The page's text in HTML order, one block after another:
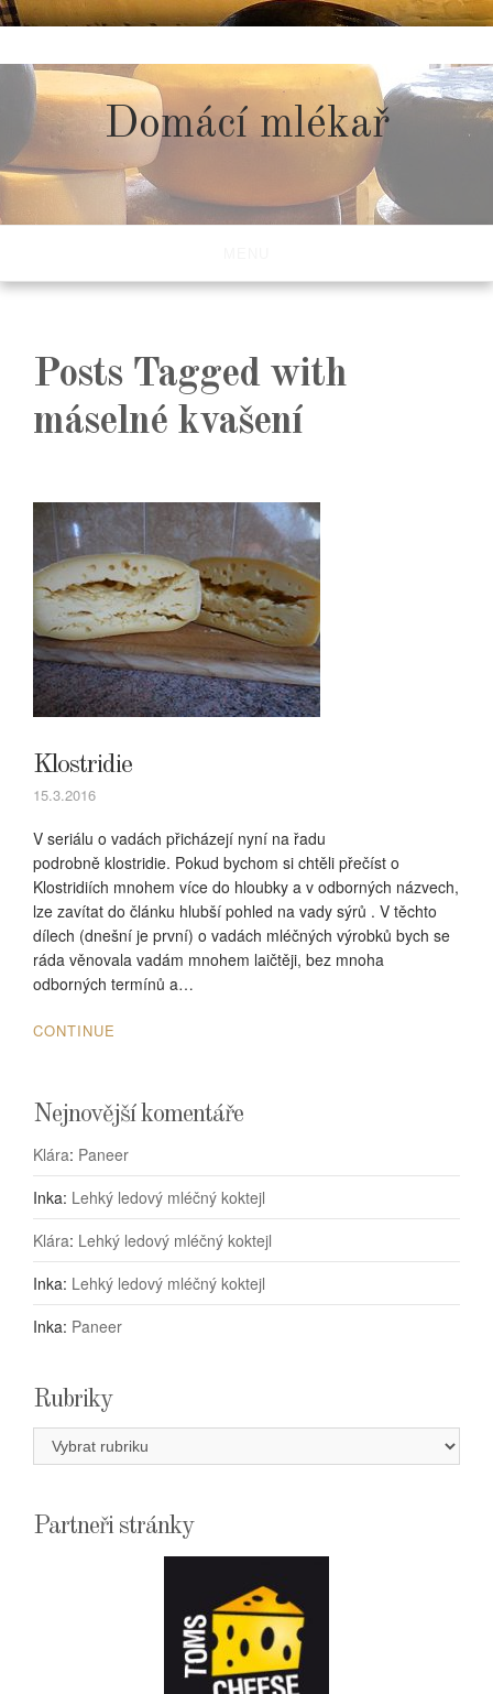
to
content
Domácí mlékař
Posts Tagged with
máselné kvašení
Klostridie
15.3.2016
V seriálu o vadách přicházejí nyní na řadu
podrobně klostridie. Pokud bychom si chtěli přečíst o
Klostridiích mnohem více do hloubky a v odborných názvech,
lze zavítat do článku hlubší pohled na vady sýrů . V těchto
dílech (dnešní je první) o vadách mléčných výrobků bych se
ráda věnovala vadám mnohem laičtěji, bez mnoha
odborných termínů a…
CONTINUE
Nejnovější komentáře
Klára: Paneer
Inka: Lehký ledový mléčný koktejl
Klára: Lehký ledový mléčný koktejl
Inka: Lehký ledový mléčný koktejl
Inka: Paneer
Rubriky
Rubriky
Partneři stránky